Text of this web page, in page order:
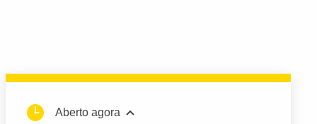
Aberto agora